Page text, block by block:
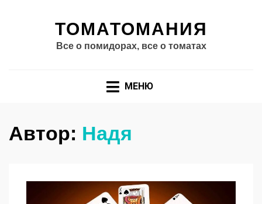
ТОМАТОМАНИЯ
Все о помидорах, все о томатах
МЕНЮ
Автор: Надя